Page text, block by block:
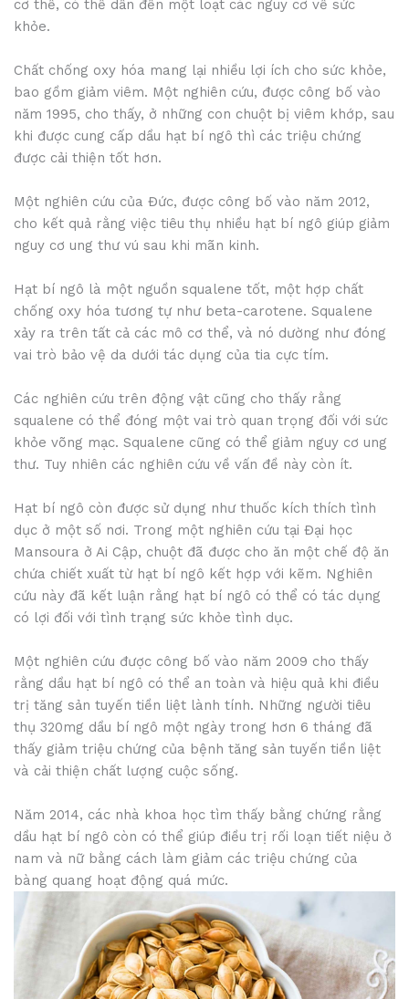
cơ thể, có thể dẫn đến một loạt các nguy cơ về sức
khỏe.
Chất chống oxy hóa mang lại nhiều lợi ích cho sức khỏe,
bao gồm giảm viêm. Một nghiên cứu, được công bố vào
năm 1995, cho thấy, ở những con chuột bị viêm khớp, sau
khi được cung cấp dầu hạt bí ngô thì các triệu chứng
được cải thiện tốt hơn.
Một nghiên cứu của Đức, được công bố vào năm 2012,
cho kết quả rằng việc tiêu thụ nhiều hạt bí ngô giúp giảm
nguy cơ ung thư vú sau khi mãn kinh.
Hạt bí ngô là một nguồn squalene tốt, một hợp chất
chống oxy hóa tương tự như beta-carotene. Squalene
xảy ra trên tất cả các mô cơ thể, và nó dường như đóng
vai trò bảo vệ da dưới tác dụng của tia cực tím.
Các nghiên cứu trên động vật cũng cho thấy rằng
squalene có thể đóng một vai trò quan trọng đối với sức
khỏe võng mạc. Squalene cũng có thể giảm nguy cơ ung
thư. Tuy nhiên các nghiên cứu về vấn đề này còn ít.
Hạt bí ngô còn được sử dụng như thuốc kích thích tình
dục ở một số nơi. Trong một nghiên cứu tại Đại học
Mansoura ở Ai Cập, chuột đã được cho ăn một chế độ ăn
chứa chiết xuất từ hạt bí ngô kết hợp với kẽm. Nghiên
cứu này đã kết luận rằng hạt bí ngô có thể có tác dụng
có lợi đối với tình trạng sức khỏe tình dục.
Một nghiên cứu được công bố vào năm 2009 cho thấy
rằng dầu hạt bí ngô có thể an toàn và hiệu quả khi điều
trị tăng sản tuyến tiền liệt lành tính. Những người tiêu
thụ 320mg dầu bí ngô một ngày trong hơn 6 tháng đã
thấy giảm triệu chứng của bệnh tăng sản tuyến tiền liệt
và cải thiện chất lượng cuộc sống.
Năm 2014, các nhà khoa học tìm thấy bằng chứng rằng
dầu hạt bí ngô còn có thể giúp điều trị rối loạn tiết niệu ở
nam và nữ bằng cách làm giảm các triệu chứng của
bàng quang hoạt động quá mức.